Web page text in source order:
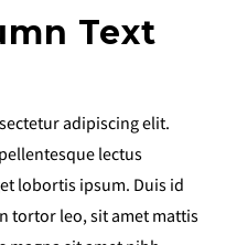
Text
adipiscing elit.
lectus
lobortis ipsum. Duis id
tortor leo, sit amet mattis